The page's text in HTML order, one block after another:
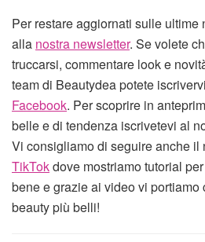
Per restare aggiornati sulle ultime
alla nostra newsletter. Se volete
truccarsi, commentare look e
team di Beautydea potete
Facebook. Per scoprire in
belle e di tendenza iscrivetevi al
Vi consigliamo di seguire anche il
TikTokdove mostriamo tutorial
bene e grazie ai video vi portiamo
beauty più belli!